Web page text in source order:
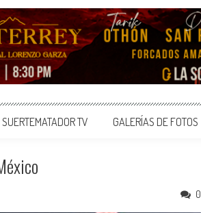
SUERTEMATADOR TV GALERÍAS DE FOTOS
0